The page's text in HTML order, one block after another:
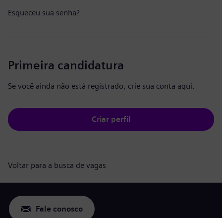
Esqueceu sua senha?
Primeira candidatura
Se você ainda não está registrado, crie sua conta aqui.
Criar perfil
Voltar para a busca de vagas
Fale conosco